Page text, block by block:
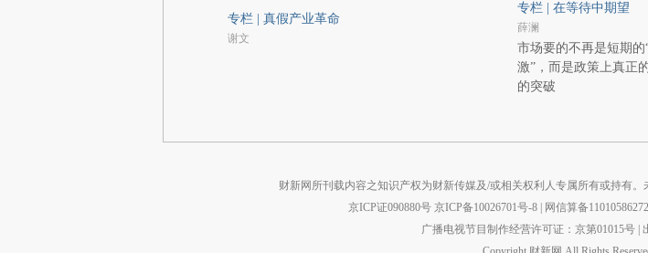
专栏 | 真假产业革命
谢文
专栏 | 在等待中期望
薛澜
市场要的不再是短期的
激”，而是政策上真正
的突破
财新网所刊载内容之知识产权为财新传媒及/或相关权利人专属所有或持有
京ICP证090880号 京ICP备10026701号-8 网信算备
广播电视节目制作经营许可证：京第01015号